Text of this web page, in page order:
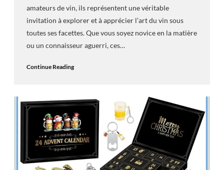
amateurs de vin, ils représentent une véritable
invitation à explorer et à apprécier l’art du vin sous
toutes ses facettes. Que vous soyez novice en la matière
ou un connaisseur aguerri, ces…
Continue Reading